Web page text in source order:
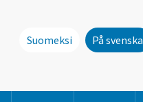
Suomeksi På svenska